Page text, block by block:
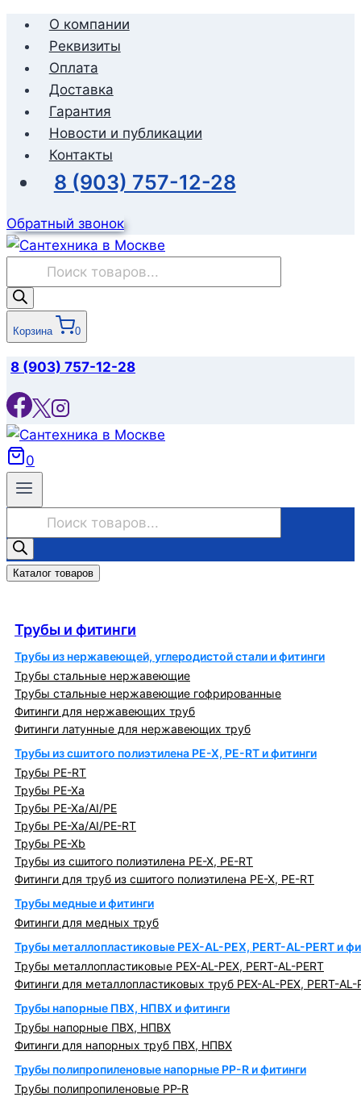
Перейти
содержимому
О компании
Реквизиты
Оплата
Доставка
Гарантия
Новости и публикации
Контакты
8 (903) 757-12-28
Обратный звонок
товаров
Корзина 0
8 (903) 757-12-28
0
товаров
Каталог товаров
Трубы и фитинги
Трубы из нержавеющей, углеродистой стали и фитинги
Трубы стальные нержавеющие
Трубы стальные нержавеющие гофрированные
Фитинги для нержавеющих труб
Фитинги латунные для нержавеющих труб
Трубы из сшитого полиэтилена PE-X, PE-RT и фитинги
Трубы PE-RT
Трубы PE-Xa
Трубы PE-Xa/AI/PE
Трубы PE-Xa/AI/PE-RT
Трубы PE-Xb
Трубы из сшитого полиэтилена PE-X, PE-RT
Фитинги для труб из сшитого полиэтилена PE-X, PE-RT
Трубы медные и фитинги
Фитинги для медных труб
Трубы металлопластиковые PEX-AL-PEX, PERT-AL-PERT и
Трубы металлопластиковые PEX-AL-PEX, PERT-AL-PERT
Фитинги для металлопластиковых труб PEX-AL-PEX, PERT-AL-
Трубы напорные ПВХ, НПВХ и фитинги
Трубы напорные ПВХ, НПВХ
Фитинги для напорных труб ПВХ, НПВХ
Трубы полипропиленовые напорные PP-R и фитинги
Трубы полипропиленовые PP-R